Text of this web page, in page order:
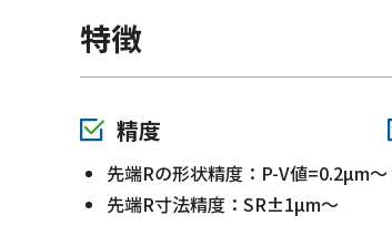
特徴
精度
先端Rの形状精度：P-V値=0.2µm～
先端R寸法精度：SR±1µm～